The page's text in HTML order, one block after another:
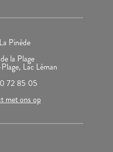
Pinède
la Plage
Lac Léman
72 85 05
met ons op